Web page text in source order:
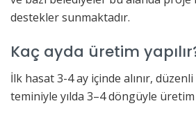
destekler sunmaktadır.
Kaç ayda üretim
İlk hasat 3-4 ay içinde alınır,
teminiyle yılda 3–4 döngüyle üretim